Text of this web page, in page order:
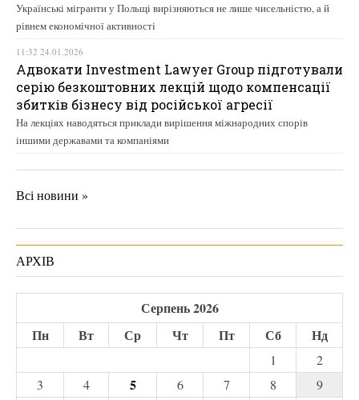
Українські мігранти у Польщі вирізняються не лише чисельністю, а й
рівнем економічної активності
11:32 24.01.2026
Адвокати Investment Lawyer Group підготували
серію безкоштовних лекцій щодо компенсації
збитків бізнесу від російської агресії
На лекціях наводяться приклади вирішення міжнародних спорів
іншими державами та компаніями
Всі новини »
АРХІВ
Серпень 2026
Пн
Вт Ср Чт Пт Сб Нд
1
2
3
4 5 6 7 8
9